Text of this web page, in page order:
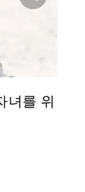
녀를 위